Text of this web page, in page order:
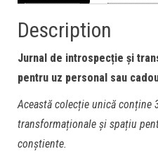
Description
Jurnal de introspecție și
pentru uz personal sau
Această colecție unică conține
transformaționale și spațiu
conștiente.